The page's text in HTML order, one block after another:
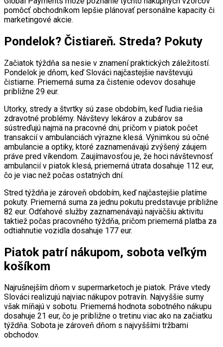
pomôcť obchodníkom lepšie plánovať personálne kapacity či
marketingové akcie.
Pondelok? Čistiareň. Streda? Pokuty
Začiatok týždňa sa nesie v znamení praktických záležitostí.
Pondelok je dňom, keď Slováci najčastejšie navštevujú
čistiarne. Priemerná suma za čistenie odevov dosahuje
približne 29 eur.
Utorky, stredy a štvrtky sú zase obdobím, keď ľudia riešia
zdravotné problémy. Návštevy lekárov a zubárov sa
sústreďujú najmä na pracovné dni, pričom v piatok počet
transakcií v ambulanciách výrazne klesá. Výnimkou sú očné
ambulancie a optiky, ktoré zaznamenávajú zvýšený záujem
práve pred víkendom. Zaujímavosťou je, že hoci návštevnosť
ambulancií v piatok klesá, priemerná útrata dosahuje 112 eur,
čo je viac než počas ostatných dní.
Stred týždňa je zároveň obdobím, keď najčastejšie platíme
pokuty. Priemerná suma za jednu pokutu predstavuje približne
82 eur. Odťahové služby zaznamenávajú najväčšiu aktivitu
taktiež počas pracovného týždňa, pričom priemerná platba za
odtiahnutie vozidla dosahuje 177 eur.
Piatok patrí nákupom, sobota veľkým
košíkom
Najrušnejším dňom v supermarketoch je piatok. Práve vtedy
Slováci realizujú najviac nákupov potravín. Najvyššie sumy
však míňajú v sobotu. Priemerná hodnota sobotného nákupu
dosahuje 21 eur, čo je približne o tretinu viac ako na začiatku
týždňa. Sobota je zároveň dňom s najvyššími tržbami
obchodov.